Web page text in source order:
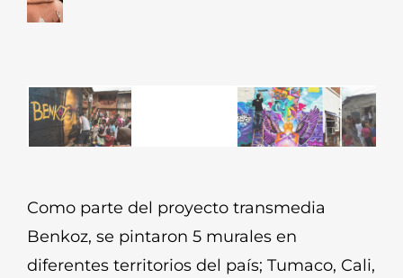
Como parte del proyecto transmedia
Benkoz, se pintaron 5 murales en
diferentes territorios del país; Tumaco, Cali,